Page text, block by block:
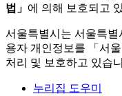
법」 에 의해 보호되고
서울특별시는 서울특
용자 개인정보를 「서
처리 및 보호하고 있습
누리집 도우미